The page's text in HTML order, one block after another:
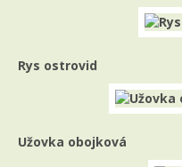
Rys ostrovid
Užovka obojková